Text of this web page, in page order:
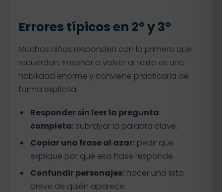
Errores típicos en 2º y 3º
Muchos niños responden con lo primero que
recuerdan. Enseñar a volver al texto es una
habilidad enorme y conviene practicarla de
forma explícita.
Responder sin leer la pregunta
completa:subrayar la palabra clave.
Copiar una frase al azar:pedir que
explique por qué esa frase responde.
Confundir personajes:hacer una lista
breve de quién aparece.